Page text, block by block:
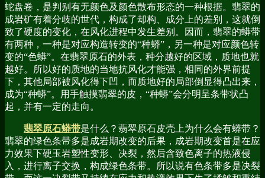
蛇盘卷，是判别有无颜色及颜色散布形态的一种根据。翡翠的
成岩矿有着分歧的世代，构成了却构、成分上的差别，这就倒
致了硬度的变化，在风化进程中发生差别。因而，翡翠的蟒带
有两种，一种是对应构造转变的“种蟒”，另一种是对应颜色转
变的“色蟒”。在翡翠原石的外表，种分越好的区域，质地也就
越好。所以好的质地的当地抗风化才能强，相同的外界前提
下，其他局部被风化得下凹，而质地好的局部倒显得凸出来，
成为“种蟒”。用手触摸翡翠的皮，“种蟒”会分明呈条带状凸
起，并有一定的走向。
翡翠原石蟒带是什么？翡翠原石皮壳上为什么会有蟒带？
翡翠的绿色条带多是成岩期改变的后果，成岩期改变首是在应
力效果下硬玉岩塑性变形、决裂，然后含致色离子的热液侵
入，进行离子交换，构成绿色条带。所以说有色条带多是决裂